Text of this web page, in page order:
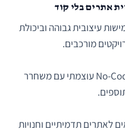
עיצובית גבוהה וביכולת
מורכבים.
: כלי No-Code עוצמתי עם משחרר
לאתרים תדמיתיים וחנויות